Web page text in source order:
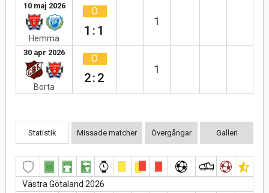
10 maj 2026
Hemma
O
1:1
1
30 apr 2026
Borta
O
2:2
1
Statistik Missade matcher Övergångar Galleri
Västra Götaland 2026